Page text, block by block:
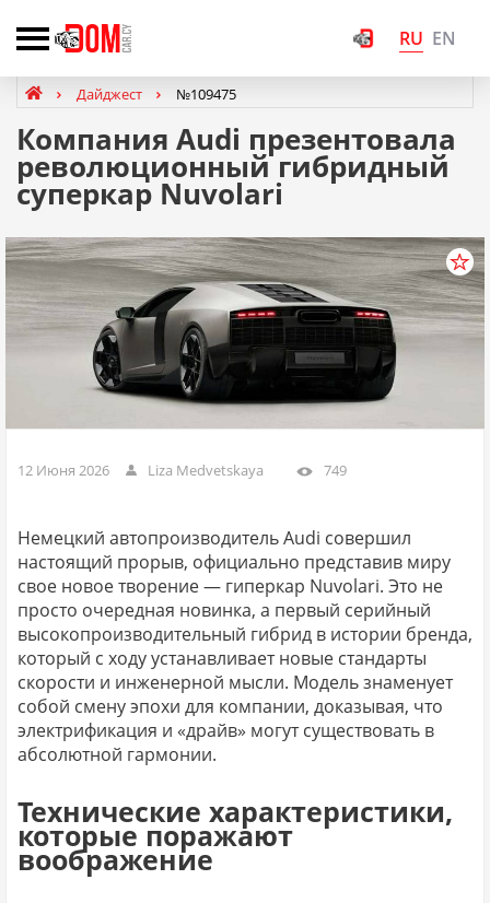
RU EN
Дайджест №109475
Компания Audi презентовала
революционный гибридный
суперкар Nuvolari
12 Июня 2026 Liza Medvetskaya 749
Немецкий автопроизводитель Audi совершил
настоящий прорыв, официально представив миру
свое новое творение — гиперкар Nuvolari. Это не
просто очередная новинка, а первый серийный
высокопроизводительный гибрид в истории бренда,
который с ходу устанавливает новые стандарты
скорости и инженерной мысли. Модель знаменует
собой смену эпохи для компании, доказывая, что
электрификация и «драйв» могут существовать в
абсолютной гармонии.
Технические характеристики,
которые поражают
воображение